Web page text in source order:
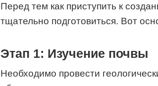
Перед тем как приступить к
тщательно подготовиться. Вот
Этап 1: Изучение почвы
Необходимо провести